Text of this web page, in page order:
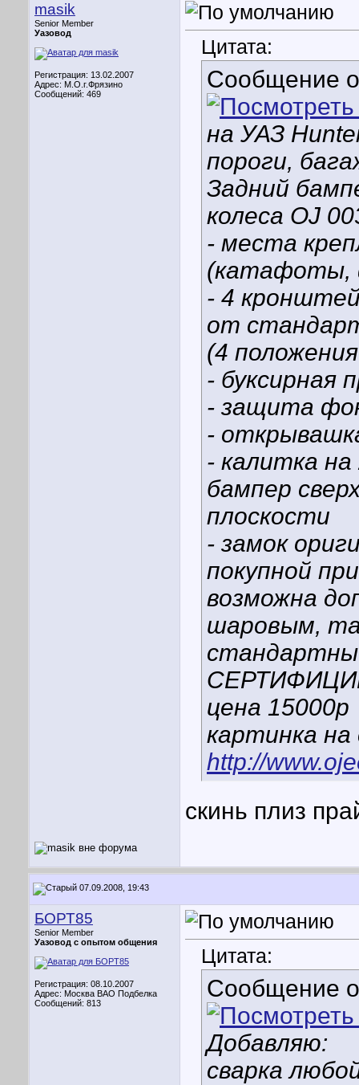
masik
Senior Member
Уазовод
Регистрация: 13.02.2007
Адрес: М.О.г.Фрязино
Сообщений: 469
Цитата:
Сообщение
на УАЗ
пороги,
Задний
колеса OJ
- места
(катафоты,
- 4
от
(4
- буксирная
- защита
-
- калитка
бампер
плоскости
- замок
покупной
возможна
шаровым,
цена 15000р
картинка
http://
скинь плиз
07.09.2008, 19:43
БОРТ85
Senior Member
Уазовод с опытом общения
Регистрация: 08.10.2007
Адрес: Москва ВАО Подбелка
Сообщений: 813
Цитата:
Сообщение
Добавляю:
сварка